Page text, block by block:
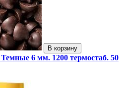
В корзину
6 мм. 1200 термостаб. 50